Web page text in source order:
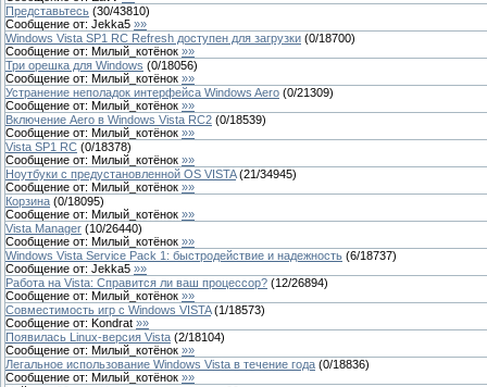
Представьтесь (30/43810)
Сообщение от: Jekka5 »»
Windows Vista SP1 RC Refresh доступен для загрузки (0/18700)
Сообщение от: Милый_котёнок »»
Три орешка для Windows (0/18056)
Сообщение от: Милый_котёнок »»
Устранение неполадок интерфейса Windows Aero (0/21309)
Сообщение от: Милый_котёнок »»
Включение Aero в Windows Vista RC2 (0/18539)
Сообщение от: Милый_котёнок »»
Vista SP1 RC (0/18378)
Сообщение от: Милый_котёнок »»
Ноутбуки с предустановленной OS VISTA (21/34945)
Сообщение от: Милый_котёнок »»
Корзина (0/18095)
Сообщение от: Милый_котёнок »»
Vista Manager (10/26440)
Сообщение от: Милый_котёнок »»
Windows Vista Service Pack 1: быстродействие и надежность (6/18737)
Сообщение от: Jekka5 »»
Работа на Vista: Справится ли ваш процессор? (12/26894)
Сообщение от: Милый_котёнок »»
Совместимость игр с Windows VISTA (1/18573)
Сообщение от: Kondrat »»
Появилась Linux-версия Vista (2/18104)
Сообщение от: Милый_котёнок »»
Легальное использование Windows Vista в течение года (0/18836)
Сообщение от: Милый_котёнок »»